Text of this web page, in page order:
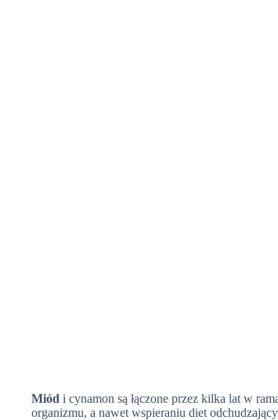
Miód i cynamon są łączone przez kilka lat w
organizmu, a nawet wspieraniu diet